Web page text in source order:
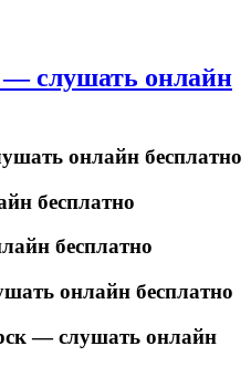
слушать онлайн
онлайн бесплатно
бесплатно
бесплатно
онлайн бесплатно
— слушать онлайн